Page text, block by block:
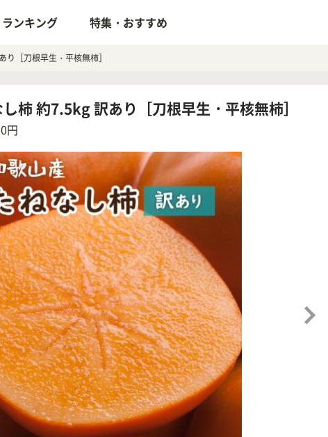
ランキング 特集・おすすめ
り［刀根早生・平核無柿］
柿 約7.5kg 訳あり［刀根早生・平核無柿］
円